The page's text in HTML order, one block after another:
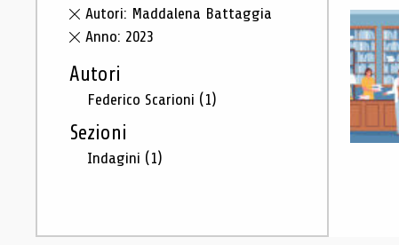
Autori: Maddalena Battaggia
Anno: 2023
Autori
Federico Scarioni (1)
Sezioni
Indagini (1)